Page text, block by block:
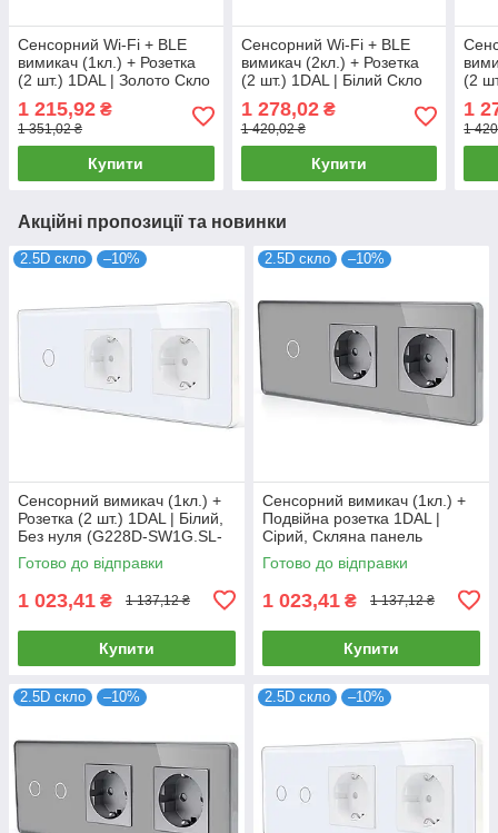
Сенсорний Wi-Fi + BLE
вимикач (1кл.) + Розетка
(2 шт.) 1DAL | Золото Скло
STX2.GD)
1 215,92 ₴
1 351,02 ₴
Купити
Сенсорний Wi-Fi + BLE
вимикач (2кл.) + Розетка
(2 шт.) 1DAL | Білий Скло
STX2.WT)
1 278,02₴
1 420,02 ₴
Купити
(2
1
1
Акційні пропозиції та новинки
2.5D скло –10%
Сенсорний вимикач (1кл.) +
Розетка (2 шт.) 1DAL | Білий,
Без нуля (G228D-SW1G.SL-
STX2.WT)
Готово до відправки
1 023,41 ₴ 1 137,12 ₴
Купити
2.5D скло –10%
Сенсорний вимикач (1кл.) +
Подвійна розетка 1DAL |
Сірий, Скляна панель
(G228D-SW1G-STX2.GR)
Готово до відправки
1 023,41 ₴ 1 137,12 ₴
Купити
2.5D скло –10% 2.5D скло –10%